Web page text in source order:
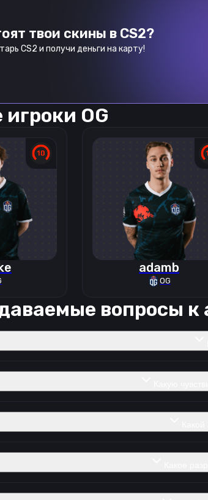
твои скины в CS2?
CS2 и получи деньги на карту!
игроки OG
adamb
OG
вопросы к